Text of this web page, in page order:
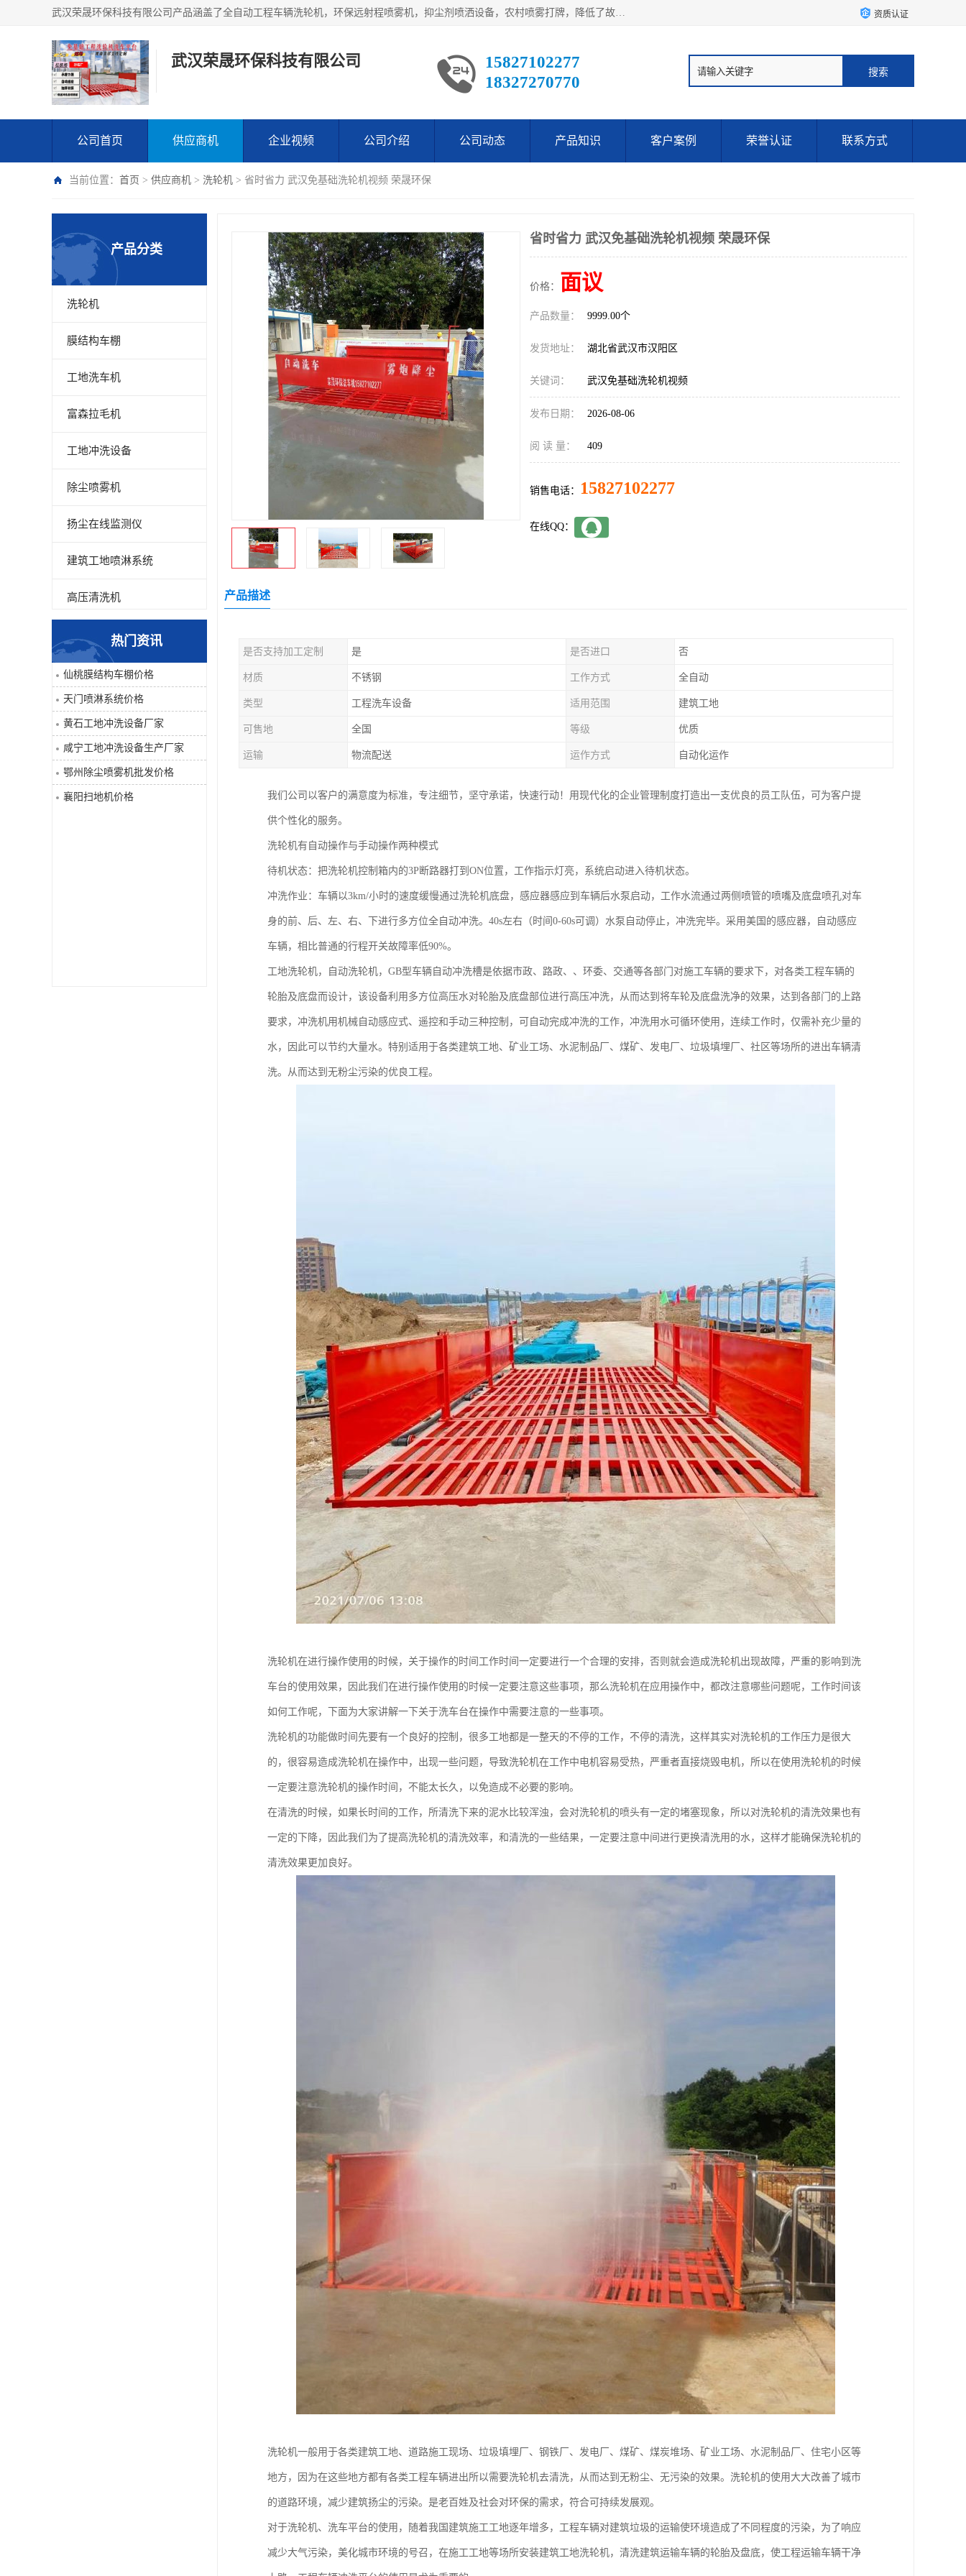
武汉荣晟环保科技有限公司产品涵盖了全自动工程车辆洗轮机，环保远射程喷雾机，抑尘剂喷洒设备，农村喷雾打牌，降低了故障率。多次获得环保科技进步奖，赢得了广大客户的一直好评. 资质认证
武汉荣晟环保科技有限公司
15827102277
18327270770
公司首页 供应商机 企业视频 公司介绍 公司动态 产品知识 客户案例 荣誉认证 联系方式
当前位置： 首页 > 供应商机 > 洗轮机 > 省时省力 武汉免基础洗轮机视频 荣晟环保
产品分类
洗轮机
膜结构车棚
工地洗车机
富森拉毛机
工地冲洗设备
除尘喷雾机
扬尘在线监测仪
建筑工地喷淋系统
高压清洗机
高压喷雾设备
喷淋系统
洒水车
洗地机
吸尘器
热门资讯
仙桃膜结构车棚价格
天门喷淋系统价格
黄石工地冲洗设备厂家
咸宁工地冲洗设备生产厂家
鄂州除尘喷雾机批发价格
襄阳扫地机价格
省时省力 武汉免基础洗轮机视频 荣晟环保
价格： 面议
产品数量： 9999.00个
发货地址： 湖北省武汉市汉阳区
关键词： 武汉免基础洗轮机视频
发布日期： 2026-08-06
阅 读 量： 409
销售电话： 15827102277
在线QQ：
产品描述
是否支持加工定制 是 是否进口 否
材质 不锈钢 工作方式 全自动
类型 工程洗车设备 适用范围 建筑工地
可售地 全国 等级 优质
运输 物流配送 运作方式 自动化运作
我们公司以客户的满意度为标准，专注细节，坚守承诺，快速行动！用现代化的企业管理制度打造出一支优良的员工队伍，可为客户提
供个性化的服务。
洗轮机有自动操作与手动操作两种模式
待机状态：把洗轮机控制箱内的3P断路器打到ON位置，工作指示灯亮，系统启动进入待机状态。
冲洗作业：车辆以3km/小时的速度缓慢通过洗轮机底盘，感应器感应到车辆后水泵启动，工作水流通过两侧喷管的喷嘴及底盘喷孔对车
身的前、后、左、右、下进行多方位全自动冲洗。40s左右（时间0-60s可调）水泵自动停止，冲洗完毕。采用美国的感应器，自动感应
车辆，相比普通的行程开关故障率低90%。
工地洗轮机，自动洗轮机，GB型车辆自动冲洗槽是依据市政、路政、、环委、交通等各部门对施工车辆的要求下，对各类工程车辆的
轮胎及底盘而设计，该设备利用多方位高压水对轮胎及底盘部位进行高压冲洗，从而达到将车轮及底盘洗净的效果，达到各部门的上路
要求，冲洗机用机械自动感应式、遥控和手动三种控制，可自动完成冲洗的工作，冲洗用水可循环使用，连续工作时，仅需补充少量的
水，因此可以节约大量水。特别适用于各类建筑工地、矿业工场、水泥制品厂、煤矿、发电厂、垃圾填埋厂、社区等场所的进出车辆清
洗。从而达到无粉尘污染的优良工程。
洗轮机在进行操作使用的时候，关于操作的时间工作时间一定要进行一个合理的安排，否则就会造成洗轮机出现故障，严重的影响到洗
车台的使用效果，因此我们在进行操作使用的时候一定要注意这些事项，那么洗轮机在应用操作中，都改注意哪些问题呢，工作时间该
如何工作呢，下面为大家讲解一下关于洗车台在操作中需要注意的一些事项。
洗轮机的功能做时间先要有一个良好的控制，很多工地都是一整天的不停的工作，不停的清洗，这样其实对洗轮机的工作压力是很大
的，很容易造成洗轮机在操作中，出现一些问题，导致洗轮机在工作中电机容易受热，严重者直接烧毁电机，所以在使用洗轮机的时候
一定要注意洗轮机的操作时间，不能太长久，以免造成不必要的影响。
在清洗的时候，如果长时间的工作，所清洗下来的泥水比较浑浊，会对洗轮机的喷头有一定的堵塞现象，所以对洗轮机的清洗效果也有
一定的下降，因此我们为了提高洗轮机的清洗效率，和清洗的一些结果，一定要注意中间进行更换清洗用的水，这样才能确保洗轮机的
清洗效果更加良好。
洗轮机一般用于各类建筑工地、道路施工现场、垃圾填埋厂、钢铁厂、发电厂、煤矿、煤炭堆场、矿业工场、水泥制品厂、住宅小区等
地方，因为在这些地方都有各类工程车辆进出所以需要洗轮机去清洗，从而达到无粉尘、无污染的效果。洗轮机的使用大大改善了城市
的道路环境，减少建筑扬尘的污染。是老百姓及社会对环保的需求，符合可持续发展观。
对于洗轮机、洗车平台的使用，随着我国建筑施工工地逐年增多，工程车辆对建筑垃圾的运输使环境造成了不同程度的污染，为了响应
减少大气污染，美化城市环境的号召，在施工工地等场所安装建筑工地洗轮机，清洗建筑运输车辆的轮胎及盘底，使工程运输车辆干净